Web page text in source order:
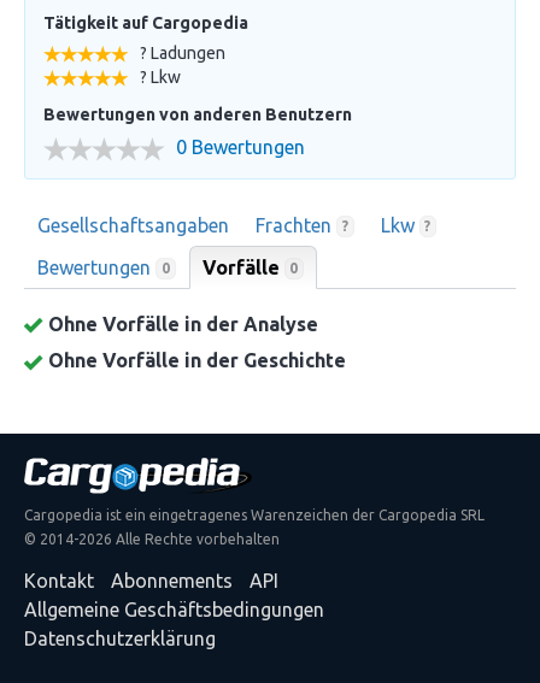
Tätigkeit auf Cargopedia
? Ladungen
? Lkw
Bewertungen von anderen Benutzern
0 Bewertungen
Gesellschaftsangaben Frachten ? Lkw ?
Bewertungen 0 Vorfälle 0
Ohne Vorfälle in der Analyse
Ohne Vorfälle in der Geschichte
Cargopedia ist ein eingetragenes Warenzeichen der Cargopedia SRL
© 2014-2026 Alle Rechte vorbehalten
Kontakt Abonnements
API
Allgemeine Geschäftsbedingungen
Datenschutzerklärung